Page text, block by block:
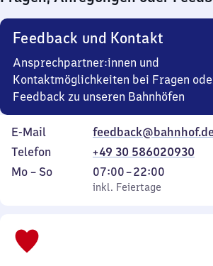
0
Uhr
Feedback und Kontakt
Ansprechpartner:innen und
Kontaktmöglichkeiten bei Fragen
Feedback zu unseren Bahnhöfen
E-Mail
Telefon
+49 30 586020930
Montag
Mo – So,
inkl. Feiertage
07:00–22:00
Von
7
inkl. Feiertage